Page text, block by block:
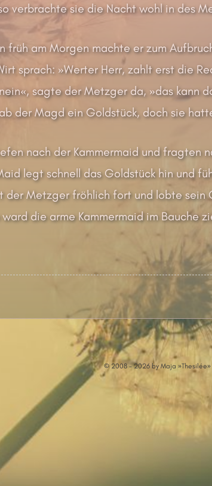
verbrachte sie die Nacht wohl in des
früh am Morgen machte er zum
sprach: »Werter Herr, zahlt erst die
sagte der Metzger da, »das kann
der Magd ein Goldstück, doch sie
nach der Kammermaid und fragten
legt schnell das Goldstück hin und
der Metzger fröhlich fort und lobte sein
die arme Kammermaid im Bauche
© 2008 - 2026 by Maja »Thesilée»